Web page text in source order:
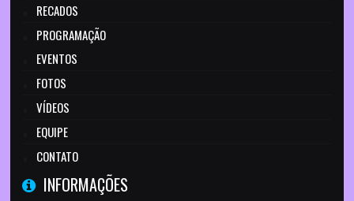
RECADOS
PROGRAMAÇÃO
EVENTOS
FOTOS
VÍDEOS
EQUIPE
CONTATO
INFORMAÇÕES